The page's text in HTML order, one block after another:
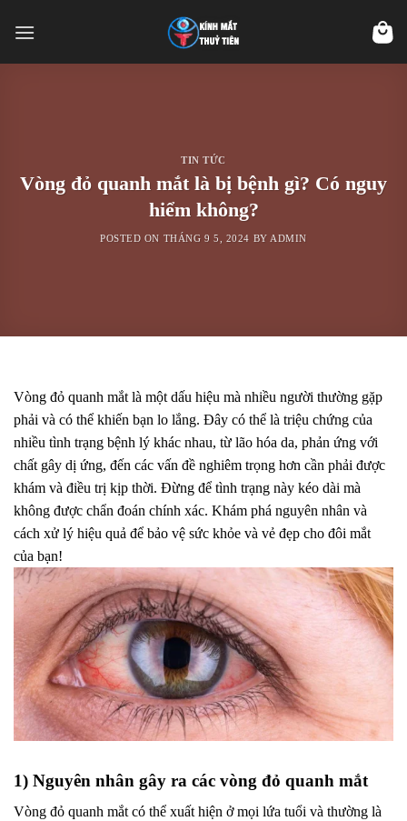
TIN TỨC
Vòng đỏ quanh mắt là bị bệnh gì? Có nguy
hiểm không?
POSTED ON THÁNG 9 5, 2024 BY ADMIN
Vòng đỏ quanh mắt là một dấu hiệu mà nhiều người thường gặp
phải và có thể khiến bạn lo lắng. Đây có thể là triệu chứng của
nhiều tình trạng bệnh lý khác nhau, từ lão hóa da, phản ứng với
chất gây dị ứng, đến các vấn đề nghiêm trọng hơn cần phải được
khám và điều trị kịp thời. Đừng để tình trạng này kéo dài mà
không được chẩn đoán chính xác. Khám phá nguyên nhân và
cách xử lý hiệu quả để bảo vệ sức khỏe và vẻ đẹp cho đôi mắt
của bạn!
1) Nguyên nhân gây ra các vòng đỏ quanh mắt
Vòng đỏ quanh mắt có thể xuất hiện ở mọi lứa tuổi và thường là